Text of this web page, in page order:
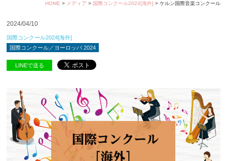
HOME > メディア > 国際コンクール2024[海外] > ケルン国際音楽コンクール
2024/04/10
国際コンクール2024[海外]
国際コンクール／ヨーロッパ 2024
LINEで送る